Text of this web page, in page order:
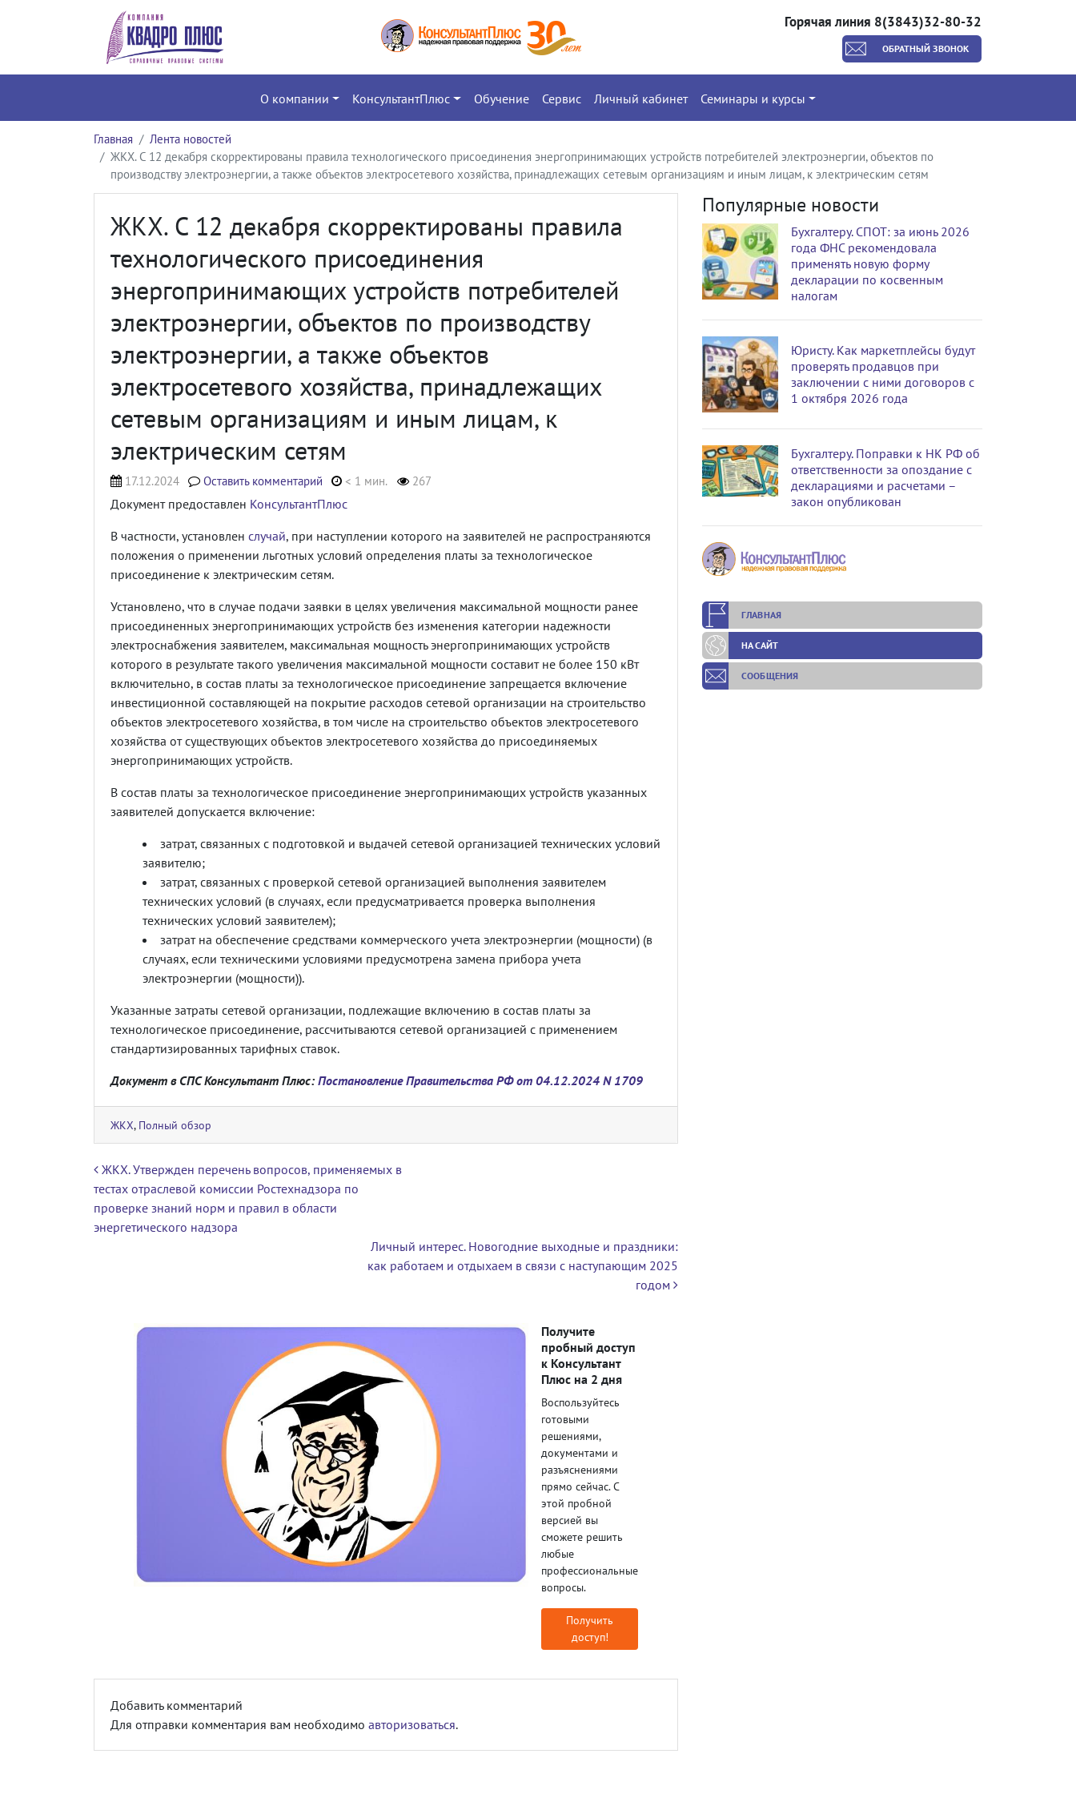
Горячая линия 8(3843)32-80-32
ОБРАТНЫЙ ЗВОНОК
О компании КонсультантПлюс Обучение Сервис Личный кабинет Семинары и курсы
Главная
Лента новостей
ЖКХ. С 12 декабря скорректированы правила технологического присоединения энергопринимающих устройств потребителей электроэнергии, объектов по
производству электроэнергии, а также объектов электросетевого хозяйства, принадлежащих сетевым организациям и иным лицам, к электрическим сетям
ЖКХ. С 12 декабря скорректированы правила
технологического присоединения
энергопринимающих устройств потребителей
электроэнергии, объектов по производству
электроэнергии, а также объектов
электросетевого хозяйства, принадлежащих
сетевым организациям и иным лицам, к
электрическим сетям
17.12.2024 Оставить комментарий < 1 мин. 267
Документ предоставлен КонсультантПлюс
В частности, установлен случай, при наступлении которого на заявителей не распространяются
положения о применении льготных условий определения платы за технологическое
присоединение к электрическим сетям.
Установлено, что в случае подачи заявки в целях увеличения максимальной мощности ранее
присоединенных энергопринимающих устройств без изменения категории надежности
электроснабжения заявителем, максимальная мощность энергопринимающих устройств
которого в результате такого увеличения максимальной мощности составит не более 150 кВт
включительно, в состав платы за технологическое присоединение запрещается включение
инвестиционной составляющей на покрытие расходов сетевой организации на строительство
объектов электросетевого хозяйства, в том числе на строительство объектов электросетевого
хозяйства от существующих объектов электросетевого хозяйства до присоединяемых
энергопринимающих устройств.
В состав платы за технологическое присоединение энергопринимающих устройств указанных
заявителей допускается включение:
затрат, связанных с подготовкой и выдачей сетевой организацией технических условий
заявителю;
затрат, связанных с проверкой сетевой организацией выполнения заявителем
технических условий (в случаях, если предусматривается проверка выполнения
технических условий заявителем);
затрат на обеспечение средствами коммерческого учета электроэнергии (мощности) (в
случаях, если техническими условиями предусмотрена замена прибора учета
электроэнергии (мощности)).
Указанные затраты сетевой организации, подлежащие включению в состав платы за
технологическое присоединение, рассчитываются сетевой организацией с применением
стандартизированных тарифных ставок.
Документ в СПС Консультант Плюс: Постановление Правительства РФ от 04.12.2024 N 1709
ЖКХ, Полный обзор
Навигация по записям
ЖКХ. Утвержден перечень вопросов, применяемых в
тестах отраслевой комиссии Ростехнадзора по
проверке знаний норм и правил в области
энергетического надзора
Личный интерес. Новогодние выходные и праздники:
как работаем и отдыхаем в связи с наступающим 2025
годом
Получите
пробный доступ
к Консультант
Плюс на 2 дня
Воспользуйтесь
готовыми
решениями,
документами и
разъяснениями
прямо сейчас. С
этой пробной
версией вы
сможете решить
любые
профессиональные
вопросы.
Получить
доступ!
Добавить комментарий
Для отправки комментария вам необходимо авторизоваться.
Популярные новости
Бухгалтеру. СПОТ: за июнь 2026
года ФНС рекомендовала
применять новую форму
декларации по косвенным
налогам
Юристу. Как маркетплейсы будут
проверять продавцов при
заключении с ними договоров с
1 октября 2026 года
Бухгалтеру. Поправки к НК РФ об
ответственности за опоздание с
декларациями и расчетами –
закон опубликован
ГЛАВНАЯ
НА САЙТ
СООБЩЕНИЯ